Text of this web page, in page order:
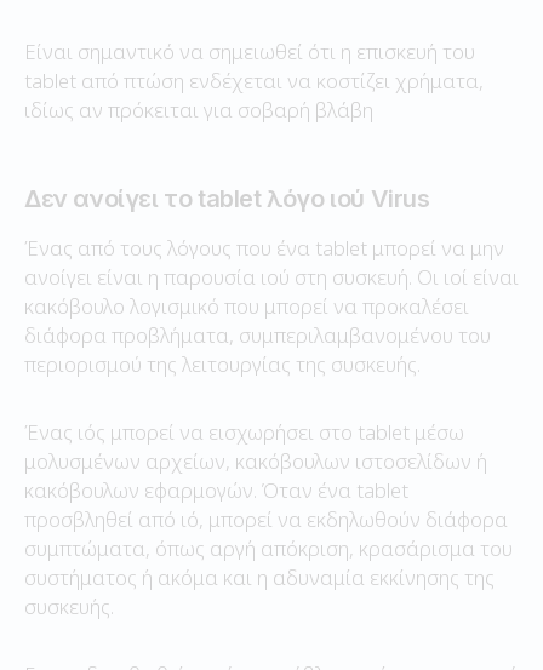
Είναι σημαντικό να σημειωθεί ότι η επισκευή του
tablet από πτώση ενδέχεται να κοστίζει χρήματα,
ιδίως αν πρόκειται για σοβαρή βλάβη
Δεν ανοίγει το tablet λόγο ιού Virus
Ένας από τους λόγους που ένα tablet μπορεί να μην
ανοίγει είναι η παρουσία ιού στη συσκευή. Οι ιοί είναι
κακόβουλο λογισμικό που μπορεί να προκαλέσει
διάφορα προβλήματα, συμπεριλαμβανομένου του
περιορισμού της λειτουργίας της συσκευής.
Ένας ιός μπορεί να εισχωρήσει στο tablet μέσω
μολυσμένων αρχείων, κακόβουλων ιστοσελίδων ή
κακόβουλων εφαρμογών. Όταν ένα tablet
προσβληθεί από ιό, μπορεί να εκδηλωθούν διάφορα
συμπτώματα, όπως αργή απόκριση, κρασάρισμα του
συστήματος ή ακόμα και η αδυναμία εκκίνησης της
συσκευής.